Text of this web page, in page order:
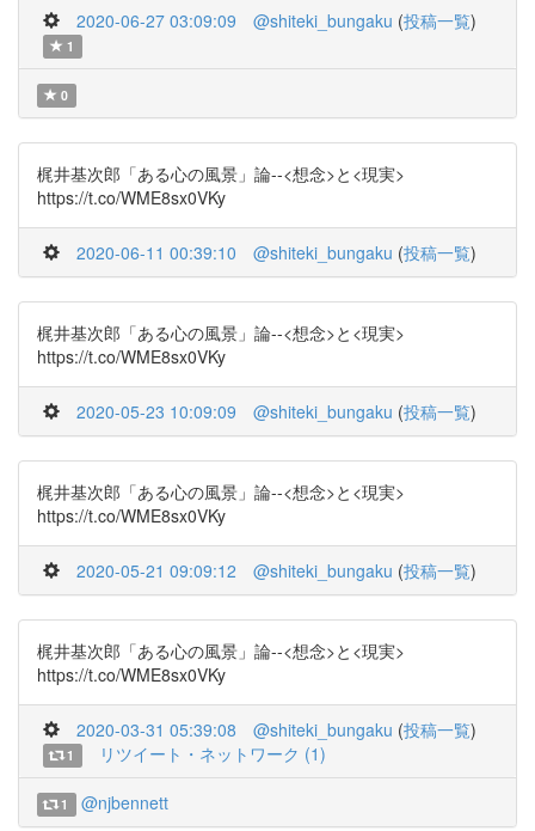
2020-06-27 03:09:09 @shiteki_bungaku (投稿一覧)
1
0
梶井基次郎「ある心の風景」論--<想念>と<現実>
https://t.co/WME8sx0VKy
2020-06-11 00:39:10 @shiteki_bungaku (投稿一覧)
梶井基次郎「ある心の風景」論--<想念>と<現実>
https://t.co/WME8sx0VKy
2020-05-23 10:09:09 @shiteki_bungaku (投稿一覧)
梶井基次郎「ある心の風景」論--<想念>と<現実>
https://t.co/WME8sx0VKy
2020-05-21 09:09:12 @shiteki_bungaku (投稿一覧)
梶井基次郎「ある心の風景」論--<想念>と<現実>
https://t.co/WME8sx0VKy
2020-03-31 05:39:08 @shiteki_bungaku (投稿一覧)
1 リツイート・ネットワーク (1)
1 @njbennett